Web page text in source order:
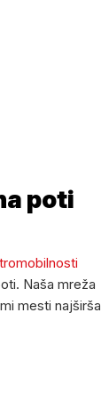
poti
Naša mreža
mesti najširša